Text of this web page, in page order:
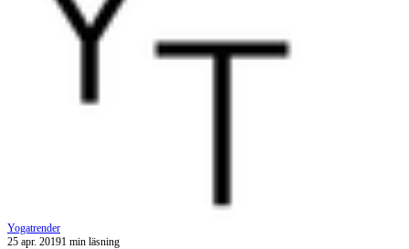
Yogatrender
25 apr. 20191 min läsning